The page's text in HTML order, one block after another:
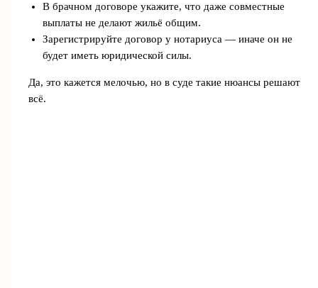
В брачном договоре укажите, что даже совместные
выплаты не делают жильё общим.
Зарегистрируйте договор у нотариуса — иначе он не
будет иметь юридической силы.
Да, это кажется мелочью, но в суде такие нюансы решают
всё.